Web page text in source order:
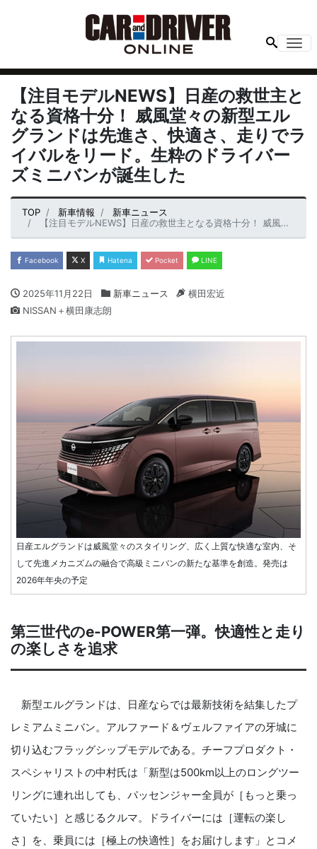
【注目モデルNEWS】日産の救世主と
なる資格十分！ 威風堂々の新型エル
グランドは先進さ、快適さ、走りでラ
イバルをリード。生粋のドライバー
ズミニバンが誕生した
TOP 新車情報
新車ニュース
【注目モデルNEWS】日産の救世主となる資格十分！ 威風堂々の新型エルグランドは先進さ、快適さ、走りでライバルをリード。生粋のドライバーズミニバンが誕生した
Facebook X Hatena Pocket LINE
2025年11月22日 新車ニュース
横田宏近
NISSAN＋横田康志朗
日産エルグランドは威風堂々のスタイリング、広く上質な快適な室内、そ
して先進メカニズムの融合で高級ミニバンの新たな基準を創造。発売は
2026年年央の予定
第三世代のe-POWER第一弾。快適性と走り
の楽しさを追求
新型エルグランドは、日産ならでは最新技術を結集したプ
レミアムミニバン。アルファード＆ヴェルファイアの牙城に
切り込むフラッグシップモデルである。チーフプロダクト・
スペシャリストの中村氏は「新型は500km以上のロングツー
リングに連れ出しても、パッセンジャー全員が［もっと乗っ
ていたい］と感じるクルマ。ドライバーには［運転の楽し
さ］を、乗員には［極上の快適性］をお届けします」とコメ